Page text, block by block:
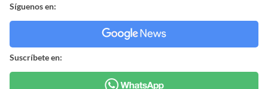
Síguenos en:
Suscríbete en: